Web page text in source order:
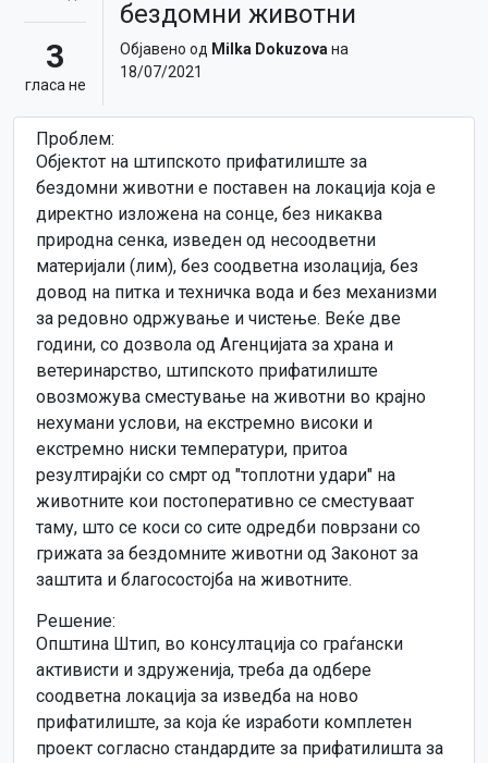
3
гласa не
бездомни животни
Објавено од Milka Dokuzova на
18/07/2021
Проблем:
Објектот на штипското прифатилиште за
бездомни животни е поставен на локација која е
директно изложена на сонце, без никаква
природна сенка, изведен од несоодветни
материјали (лим), без соодветна изолација, без
довод на питка и техничка вода и без механизми
за редовно одржување и чистење. Веќе две
години, со дозвола од Агенцијата за храна и
ветеринарство, штипското прифатилиште
овозможува сместување на животни во крајно
нехумани услови, на екстремно високи и
екстремно ниски температури, притоа
резултирајќи со смрт од "топлотни удари" на
животните кои постоперативно се сместуваат
таму, што се коси со сите одредби поврзани со
грижата за бездомните животни од Законот за
заштита и благосостојба на животните.
Решение:
Општина Штип, во консултација со граѓански
активисти и здруженија, треба да одбере
соодветна локација за изведба на ново
прифатилиште, за која ќе изработи комплетен
проект согласно стандардите за прифатилишта за